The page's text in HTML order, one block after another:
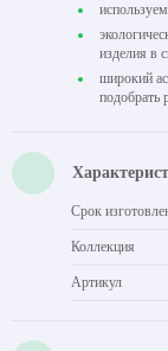
изделия в
широкий
подобрать
Срок
Коллекция
Артикул